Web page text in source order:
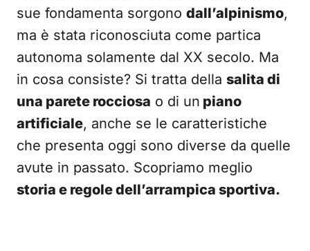
sue fondamenta sorgono dall’alpinismo,
ma è stata riconosciuta come partica
autonoma solamente dal XX secolo. Ma
in cosa consiste? Si tratta della salita di
una parete rocciosa o di un piano
artificiale, anche se le caratteristiche
che presenta oggi sono diverse da quelle
avute in passato. Scopriamo meglio
storia e regole dell’arrampica sportiva.